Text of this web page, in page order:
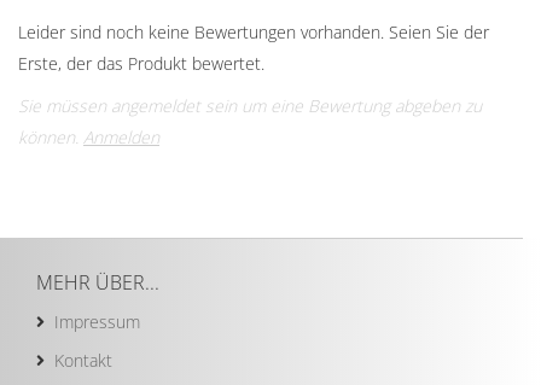
Leider sind noch keine Bewertungen vorhanden. Seien Sie der
Erste, der das Produkt bewertet.
Sie müssen angemeldet sein um eine Bewertung abgeben zu
können. Anmelden
MEHR ÜBER...
Impressum
Kontakt